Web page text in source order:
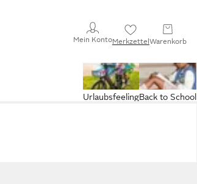
Mein KontoMerkzettelWarenkorb
Back to School
Urlaubsfeeling